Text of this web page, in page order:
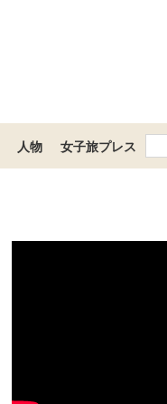
人物 女子旅プレス